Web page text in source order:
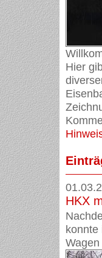
Hier
HKX
konnte